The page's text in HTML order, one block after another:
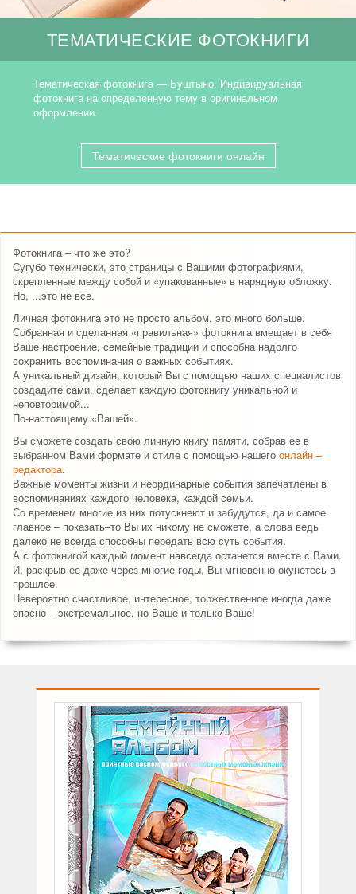
ТЕМАТИЧЕСКИЕ ФОТОКНИГИ
Тематическая фотокнига — Буштыно. Индивидуальная
фотокнига на определенную тему в оригинальном
оформлении.
Тематические фотокниги онлайн
Фотокнига – что же это?
Сугубо технически, это страницы с Вашими фотографиями,
скрепленные между собой и «упакованные» в нарядную обложку.
Но, ...это не все.
Личная фотокнига это не просто альбом, это много больше.
Собранная и сделанная «правильная» фотокнига вмещает в себя
Ваше настроение, семейные традиции и способна надолго
сохранить воспоминания о важных событиях.
А уникальный дизайн, который Вы с помощью наших специалистов
создадите сами, сделает каждую фотокнигу уникальной и
неповторимой...
По-настоящему «Вашей».
Вы сможете создать свою личную книгу памяти, собрав ее в
выбранном Вами формате и стиле с помощью нашего онлайн –
редактора.
Важные моменты жизни и неординарные события запечатлены в
воспоминаниях каждого человека, каждой семьи.
Со временем многие из них потускнеют и забудутся, да и самое
главное – показать–то Вы их никому не сможете, а слова ведь
далеко не всегда способны передать всю суть события.
А с фотокнигой каждый момент навсегда останется вместе с Вами.
И, раскрыв ее даже через многие годы, Вы мгновенно окунетесь в
прошлое.
Невероятно счастливое, интересное, торжественное иногда даже
опасно – экстремальное, но Ваше и только Ваше!